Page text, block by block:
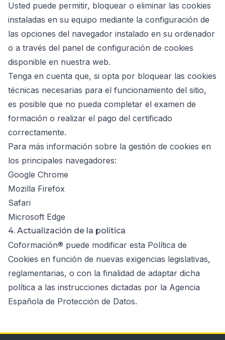
Usted puede permitir, bloquear o eliminar las cookies
instaladas en su equipo mediante la configuración de
las opciones del navegador instalado en su ordenador
o a través del panel de configuración de cookies
disponible en nuestra web.
Tenga en cuenta que, si opta por bloquear las cookies
técnicas necesarias para el funcionamiento del sitio,
es posible que no pueda completar el examen de
formación o realizar el pago del certificado
correctamente.
Para más información sobre la gestión de cookies en
los principales navegadores:
Google Chrome
Mozilla Firefox
Safari
Microsoft Edge
4. Actualización de la política
Coformación® puede modificar esta Política de
Cookies en función de nuevas exigencias legislativas,
reglamentarias, o con la finalidad de adaptar dicha
política a las instrucciones dictadas por la Agencia
Española de Protección de Datos.